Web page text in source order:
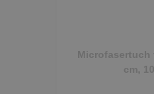
Microfasertuch
cm,